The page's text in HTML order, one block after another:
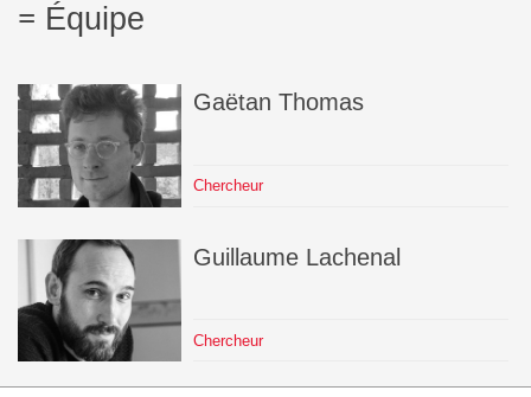
Équipe
Gaëtan Thomas
Chercheur
Guillaume Lachenal
Chercheur